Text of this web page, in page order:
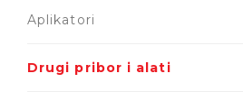
Aplikatori
Drugi pribor i alati